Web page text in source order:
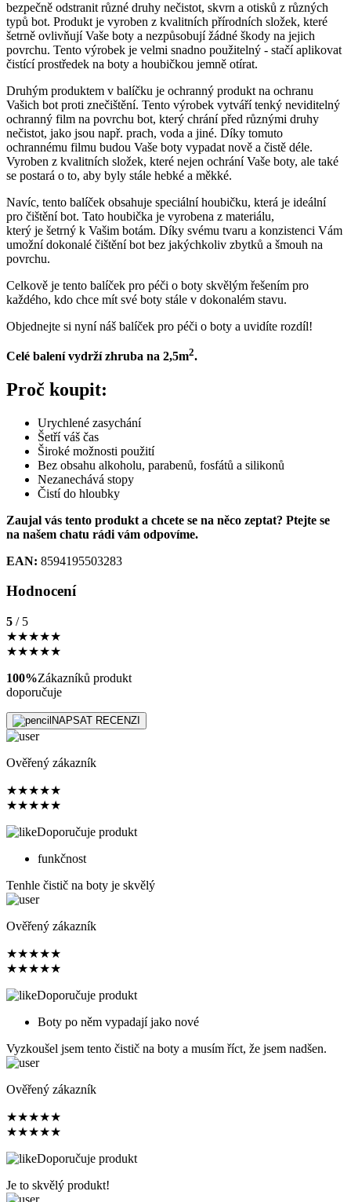
bezpečně odstranit různé druhy nečistot, skvrn a otisků z různých
typů bot. Produkt je vyroben z kvalitních přírodních složek, které
šetrně ovlivňují Vaše boty a nezpůsobují žádné škody na jejich
povrchu. Tento výrobek je velmi snadno použitelný - stačí aplikovat
čistící prostředek na boty a houbičkou jemně otírat.
Druhým produktem v balíčku je ochranný produkt na ochranu
Vašich bot proti znečištění. Tento výrobek vytváří tenký neviditelný
ochranný film na povrchu bot, který chrání před různými druhy
nečistot, jako jsou např. prach, voda a jiné. Díky tomuto
ochrannému filmu budou Vaše boty vypadat nově a čistě déle.
Vyroben z kvalitních složek, které nejen ochrání Vaše boty, ale také
se postará o to, aby byly stále hebké a měkké.
Navíc, tento balíček obsahuje speciální houbičku, která je ideální
pro čištění bot. Tato houbička je vyrobena z materiálu,
který je šetrný k Vašim botám. Díky svému tvaru a konzistenci Vám
umožní dokonalé čištění bot bez jakýchkoliv zbytků a šmouh na
povrchu.
Celkově je tento balíček pro péči o boty skvělým řešením pro
každého, kdo chce mít své boty stále v dokonalém stavu.
Objednejte si nyní náš balíček pro péči o boty a uvidíte rozdíl!
Celé balení vydrží zhruba na 2,5m2.
Proč koupit:
Urychlené zasychání
Šetří váš čas
Široké možnosti použití
Bez obsahu alkoholu, parabenů, fosfátů a silikonů
Nezanechává stopy
Čistí do hloubky
Zaujal vás tento produkt a chcete se na něco zeptat? Ptejte se
na našem chatu rádi vám odpovíme.
EAN: 8594195503283
Hodnocení
5 / 5
★★★★★
★★★★★
100%Zákazníků produkt
doporučuje
NAPSAT RECENZI
Ověřený zákazník
★★★★★
★★★★★
Doporučuje produkt
funkčnost
Tenhle čistič na boty je skvělý
Ověřený zákazník
★★★★★
★★★★★
Doporučuje produkt
Boty po něm vypadají jako nové
Vyzkoušel jsem tento čistič na boty a musím říct, že jsem nadšen.
Ověřený zákazník
★★★★★
★★★★★
Doporučuje produkt
Je to skvělý produkt!